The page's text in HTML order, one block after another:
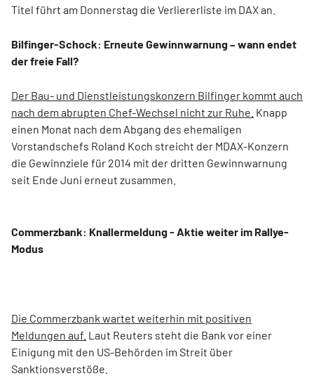
Titel führt am Donnerstag die Verliererliste im DAX an.
Bilfinger-Schock: Erneute Gewinnwarnung – wann endet
der freie Fall?
Der Bau- und Dienstleistungskonzern Bilfinger kommt auch
nach dem abrupten Chef-Wechsel nicht zur Ruhe. Knapp
einen Monat nach dem Abgang des ehemaligen
Vorstandschefs Roland Koch streicht der MDAX-Konzern
die Gewinnziele für 2014 mit der dritten Gewinnwarnung
seit Ende Juni erneut zusammen.
Commerzbank: Knallermeldung - Aktie weiter im Rallye-
Modus
Die Commerzbank wartet weiterhin mit positiven
Meldungen auf. Laut Reuters steht die Bank vor einer
Einigung mit den US-Behörden im Streit über
Sanktionsverstöße.